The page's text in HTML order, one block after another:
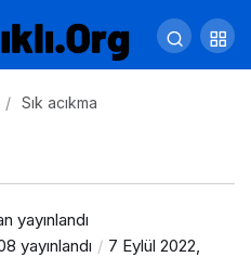
Sık acıkma
yayınlandı
yayınlandı
7 Eylül 2022,
Yorum Yap